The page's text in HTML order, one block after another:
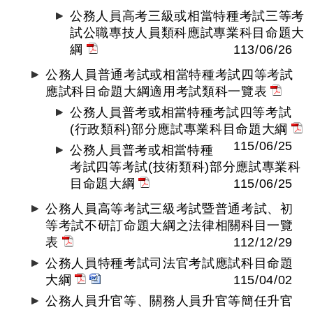
公務人員高考三級或相當特種考試三等考
試公職專技人員類科應試專業科目命題大
綱
113/06/26
公務人員普通考試或相當特種考試四等考試
應試科目命題大綱適用考試類科一覽表
公務人員普考或相當特種考試四等考試
(行政類科)部分應試專業科目命題大綱
115/06/25
公務人員普考或相當特種
考試四等考試(技術類科)部分應試專業科
目命題大綱
115/06/25
公務人員高等考試三級考試暨普通考試、初
等考試不研訂命題大綱之法律相關科目一覽
表
112/12/29
公務人員特種考試司法官考試應試科目命題
大綱
115/04/02
公務人員升官等、關務人員升官等簡任升官